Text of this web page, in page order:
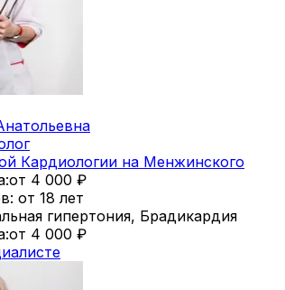
Кардиологии на Менжинского
от 4 000 ₽
от 18 лет
гипертония, Брадикардия
от 4 000 ₽